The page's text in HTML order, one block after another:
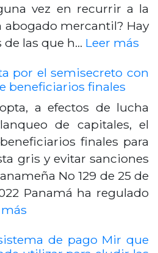
vez en recurrir a la
abogado mercantil? Hay
de las que h… Leer más
por el semisecreto con
beneficiarios finales
a efectos de lucha
de capitales, el
finales para
gris y evitar sanciones
No 129 de 25 de
Panamá ha regulado
de pago Mir que